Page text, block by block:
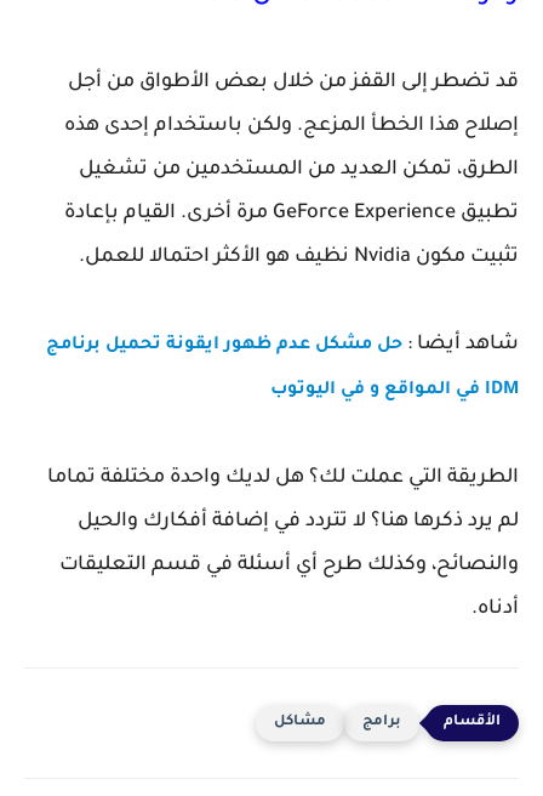
قد تضطر إلى القفز من خلال بعض الأطواق من أجل
إصلاح هذا الخطأ المزعج. ولكن باستخدام إحدى هذه
الطرق، تمكن العديد من المستخدمين من تشغيل
تطبيق GeForce Experience مرة أخرى. القيام بإعادة
تثبيت مكون Nvidia نظيف هو الأكثر احتمالا للعمل.
شاهد أيضا : حل مشكل عدم ظهور ايقونة تحميل برنامج
IDM في المواقع و في اليوتوب
الطريقة التي عملت لك؟ هل لديك واحدة مختلفة تماما
لم يرد ذكرها هنا؟ لا تتردد في إضافة أفكارك والحيل
والنصائح، وكذلك طرح أي أسئلة في قسم التعليقات
أدناه.
برامج مشاكل